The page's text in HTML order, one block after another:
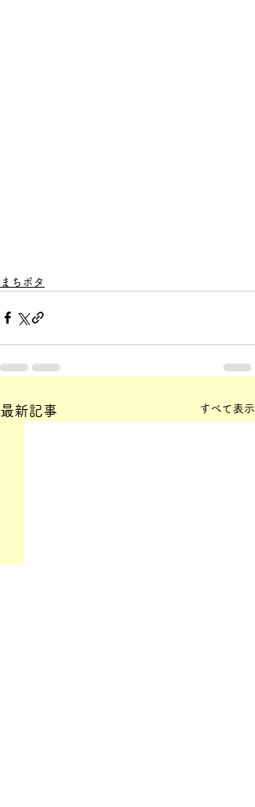
まちポタ
最新記事 すべて表示